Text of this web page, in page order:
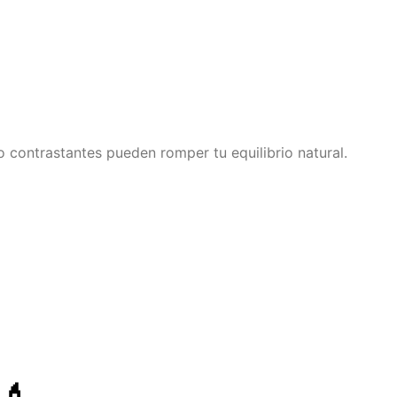
contrastantes pueden romper tu equilibrio natural.